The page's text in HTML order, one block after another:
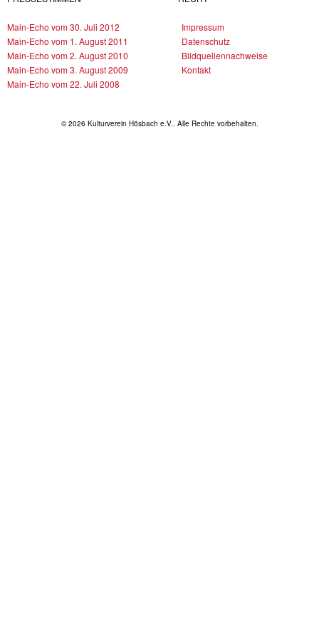
Main-Echo vom 30. Juli 2012
Main-Echo vom 1. August 2011
Main-Echo vom 2. August 2010
Main-Echo vom 3. August 2009
Main-Echo vom 22. Juli 2008
Impressum
Datenschutz
Bildquellennachweise
Kontakt
© 2026 Kulturverein Hösbach e.V.. Alle Rechte vorbehalten.